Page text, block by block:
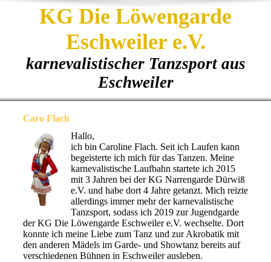
KG Die Löwengarde
Eschweiler e.V.
karnevalistischer Tanzsport aus
Eschweiler
Caro Flach
Hallo,
ich bin Caroline Flach. Seit ich Laufen kann
begeisterte ich mich für das Tanzen. Meine
karnevalistische Laufbahn startete ich 2015
mit 3 Jahren bei der KG Narrengarde Dürwiß
e.V. und habe dort 4 Jahre getanzt. Mich reizte
allerdings immer mehr der karnevalistische
Tanzsport, sodass ich 2019 zur Jugendgarde
der KG Die Löwengarde Eschweiler e.V. wechselte. Dort
konnte ich meine Liebe zum Tanz und zur Akrobatik mit
den anderen Mädels im Garde- und Showtanz bereits auf
verschiedenen Bühnen in Eschweiler ausleben.